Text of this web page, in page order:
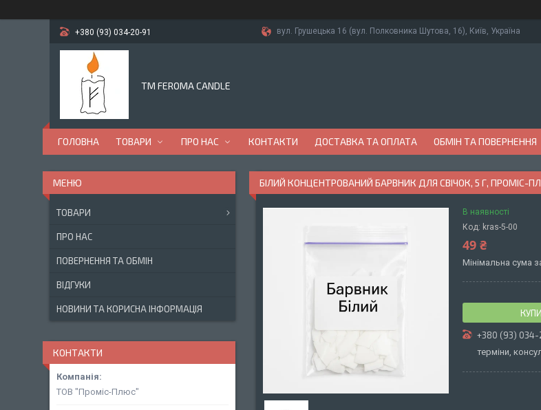
+380 (93) 034-20-91 вул. Грушецька 16 (вул. Полковника Шутова, 16), Київ, Україна
TM FEROMA CANDLE
ГОЛОВНА ТОВАРИ ПРО НАС КОНТАКТИ ДОСТАВКА ТА ОПЛАТА ОБМІН ТА ПОВЕРНЕННЯ
БІЛИЙ КОНЦЕНТРОВАНИЙ БАРВНИК ДЛЯ СВІЧОК, 5 Г, ПРОМІС-
В наявності
Код: kras-5-00
49 ₴
Мінімальна сума
+380 (93) 034-
терміни,
ТОВАРИ
ПРО НАС
ПОВЕРНЕННЯ ТА ОБМІН
ВІДГУКИ
НОВИНИ ТА КОРИСНА ІНФОРМАЦІЯ
КОНТАКТИ
ТОВ "Проміс-Плюс"